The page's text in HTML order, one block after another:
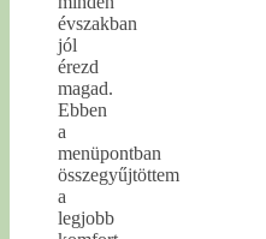
évszakban
jól
érezd
magad.
Ebben
a
menüpontban
összegyűjtöttem
a
legjobb